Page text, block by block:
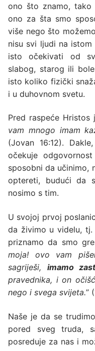
ono što znamo,
ono za šta smo
više nego što
nisu svi ljudi na
isto očekivati od
slabog, starog ili
isto koliko fizički
i u duhovnom svetu.
Pred raspeće Hristos
vam mnogo imam
(Jovan 16:12).
očekuje
sposobni da učinimo,
optereti, budući da
nosimo s tim.
U svojoj prvoj
da živimo u videlu,
priznamo da smo
moja! ovo vam
sagriješi, imamo
pravednika, i on
nego i svega svijeta.”
Naše je da se
pored sveg truda,
posreduje za nas i